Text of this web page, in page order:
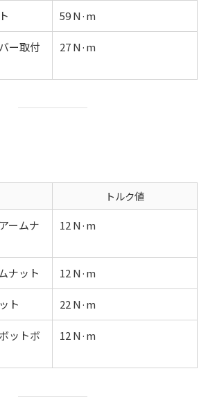
59 N·m
ー取付
27 N·m
トルク値
ームナ
12 N·m
ナット 12 N·m
ト 22 N·m
ットボ
12 N·m